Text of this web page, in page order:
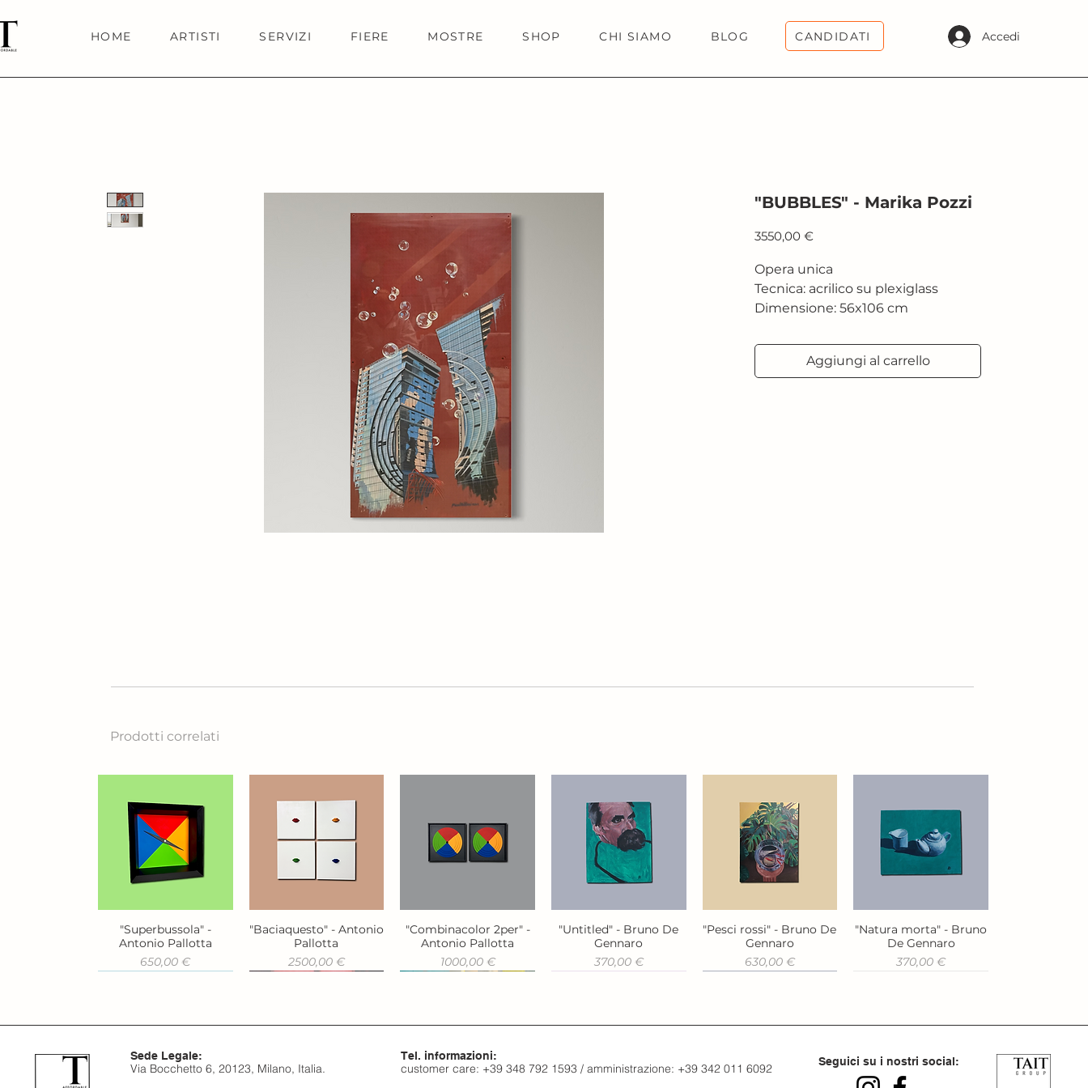
HOME ARTISTI SERVIZI FIERE MOSTRE SHOP CHI SIAMO BLOG Accedi
CANDIDATI
"BUBBLES" - Marika Pozzi
3550,00 €Prezzo
Opera unica
Tecnica: acrilico su plexiglass
Dimensione: 56x106 cm
Aggiungi al carrello
Prodotti correlati
Vista rapida
"Superbussola" -
Antonio Pallotta
Prezzo
650,00 €
Vista rapida
"Baciaquesto" - Antonio
Pallotta
Prezzo
2500,00 €
Vista rapida
"Combinacolor 2per" -
Antonio Pallotta
Prezzo
1000,00 €
Vista rapida
"Untitled" - Bruno De
Gennaro
Prezzo
370,00 €
Vista rapida
"Pesci rossi" - Bruno De
Gennaro
Prezzo
630,00 €
Vista rapida
"Natura morta" - Bruno
De Gennaro
Prezzo
370,00 €
Sede Legale:
Via Bocchetto 6, 20123, Milano, Italia.
Tel. informazioni:
customer care: +39 348 792 1593 / amministrazione: +39 342 011 6092 Seguici su i nostri social: